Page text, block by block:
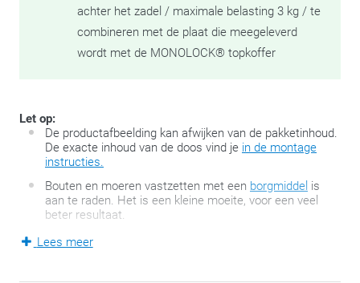
achter het zadel / maximale belasting 3 kg / te
combineren met de plaat die meegeleverd
wordt met de MONOLOCK® topkoffer
Let op:
De productafbeelding kan afwijken van de pakketinhoud.
De exacte inhoud van de doos vind je in de montage
instructies.
Bouten en moeren vastzetten met een borgmiddel is
aan te raden. Het is een kleine moeite, voor een veel
beter resultaat.
Lees meer